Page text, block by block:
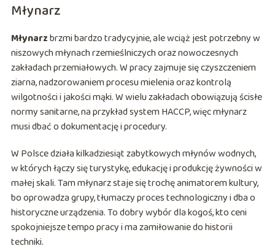
Młynarz
Młynarzbrzmi bardzo tradycyjnie, ale wciąż jest potrzebny w
niszowych młynach rzemieślniczych oraz nowoczesnych
zakładach przemiałowych. W pracy zajmuje się czyszczeniem
ziarna, nadzorowaniem procesu mielenia oraz kontrolą
wilgotności i jakości mąki. W wielu zakładach obowiązują ścisłe
normy sanitarne, na przykład system HACCP, więc młynarz
musi dbać o dokumentację i procedury.
W Polsce działa kilkadziesiąt zabytkowych młynów wodnych,
w których łączy się turystykę, edukację i produkcję żywności w
małej skali. Tam młynarz staje się trochę animatorem kultury,
bo oprowadza grupy, tłumaczy proces technologiczny i dba o
historyczne urządzenia. To dobry wybór dla kogoś, kto ceni
spokojniejsze tempo pracy i ma zamiłowanie do historii
techniki.